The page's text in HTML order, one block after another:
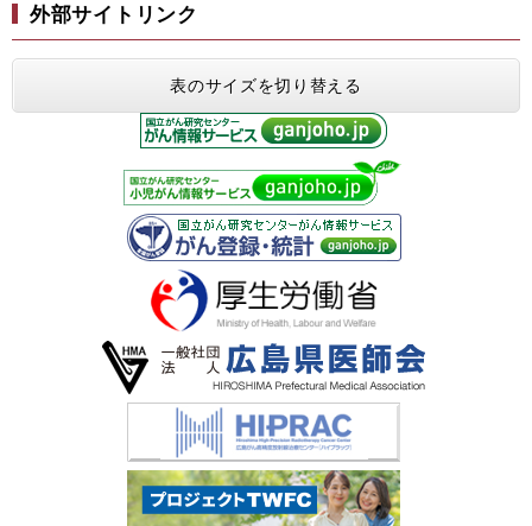
外部サイトリンク
表のサイズを切り替える